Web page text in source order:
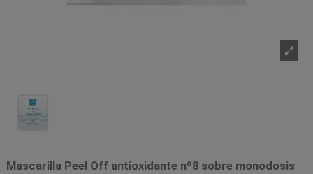
Mascarilla Peel Off antioxidante nº8 sobre monodosis